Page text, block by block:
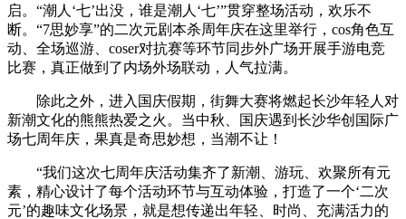
启。“潮人‘七’出没，谁是潮人‘七’”贯穿整场活动，欢乐不
断。“7思妙享”的二次元剧本杀周年庆在这里举行，cos角色互
动、全场巡游、coser对抗赛等环节同步外广场开展手游电竞
比赛，真正做到了内场外场联动，人气拉满。
除此之外，进入国庆假期，街舞大赛将燃起长沙年轻人对
新潮文化的熊熊热爱之火。当中秋、国庆遇到长沙华创国际广
场七周年庆，果真是奇思妙想，当潮不让！
“我们这次七周年庆活动集齐了新潮、游玩、欢聚所有元
素，精心设计了每个活动环节与互动体验，打造了一个‘二次
元’的趣味文化场景，就是想传递出年轻、时尚、充满活力的